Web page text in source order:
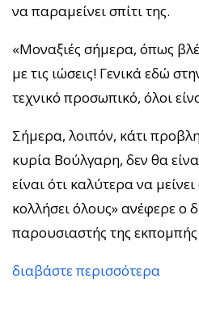
να παραμείνει σπίτι της.
«Μοναξιές σήμερα, όπως
με τις ιώσεις! Γενικά εδώ
τεχνικό προσωπικό, όλοι
Σήμερα, λοιπόν, κάτι
κυρία Βούλγαρη, δεν θα
είναι ότι καλύτερα να
κολλήσει όλους» ανέφερε ο
παρουσιαστής της
διαβάστε περισσότερα